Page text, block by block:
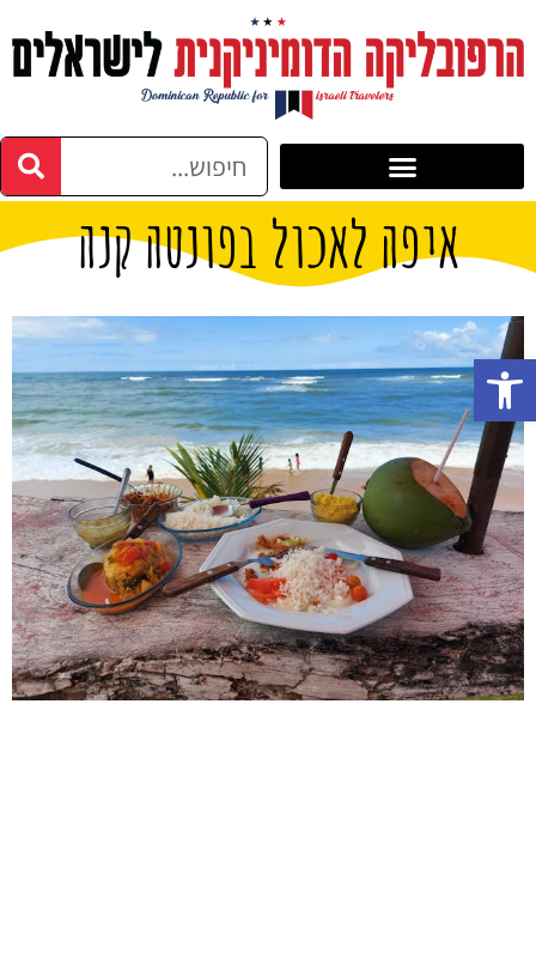
איפה לאכול בפונטה קנה
פתח סרגל נגישות